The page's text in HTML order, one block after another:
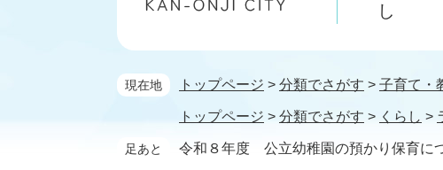
し
現在地 トップページ > 分類でさがす > 子育て・
トップページ > 分類でさがす > くらし >
足あと 令和８年度 公立幼稚園の預かり保育に